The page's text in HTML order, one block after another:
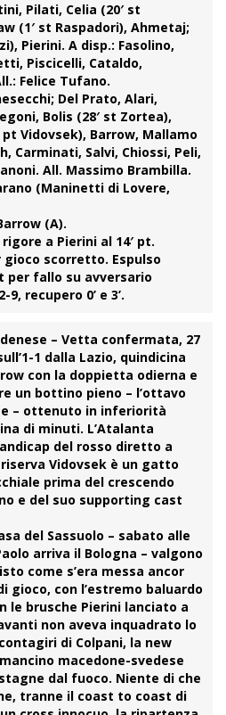
Pilati, Celia (20′ st
(1′ st Raspadori), Ahmetaj;
Pierini. A disp.: Fasolino,
Piscicelli, Cataldo,
Felice Tufano.
Del Prato, Alari,
Bolis (28′ st Zortea),
pt Vidovsek), Barrow, Mallamo
Carminati, Salvi, Chiossi, Peli,
All. Massimo Brambilla.
(Maninetti di Lovere,
(A).
a Pierini al 14′ pt.
scorretto. Espulso
per fallo su avversario
recupero 0’ e 3’.
– Vetta confermata, 27
1 dalla Lazio, quindicina
con la doppietta odierna e
un bottino pieno – l’ottavo
– ottenuto in inferiorità
di minuti. L’Atalanta
del rosso diretto a
Vidovsek è un gatto
prima del crescendo
e del suo supporting cast
del Sassuolo – sabato alle
arriva il Bologna – valgono
come s’era messa ancor
gioco, con l’estremo baluardo
le brusche Pierini lanciato a
non aveva inquadrato lo
di Colpani, la new
macedone-svedese
dal fuoco. Niente di che
tranne il coast to coast di